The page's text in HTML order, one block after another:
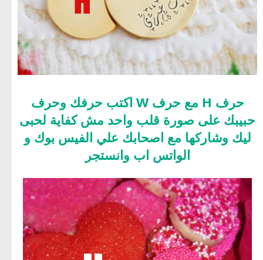
حرف H مع حرف W اكتب حرفك وحرف
حبيبك على صورة قلب واحد مش كفاية لحبى
ليك وشاركها مع اصحابك علي الفيس بوك و
الواتس اب وانستجر